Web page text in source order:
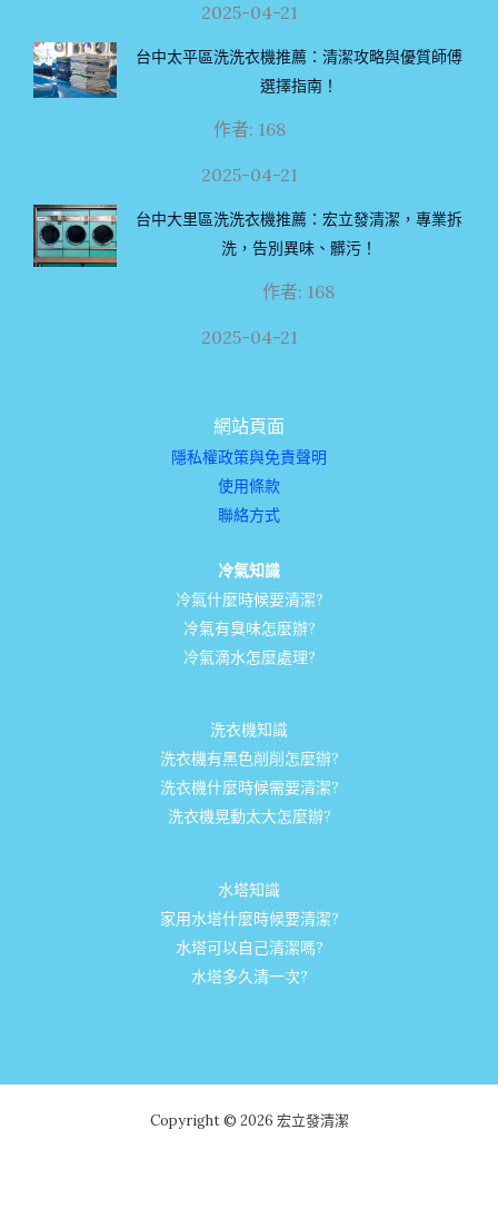
2025-04-21
台中太平區洗洗衣機推薦：清潔攻略與優質師傅
選擇指南！
作者: 168
2025-04-21
台中大里區洗洗衣機推薦：宏立發清潔，專業拆
洗，告別異味、髒污！
作者: 168
2025-04-21
網站頁面
隱私權政策與免責聲明
使用條款
聯絡方式
冷氣知識
冷氣什麼時候要清潔?
冷氣有臭味怎麼辦?
冷氣滴水怎麼處理?
洗衣機知識
洗衣機有黑色削削怎麼辦?
洗衣機什麼時候需要清潔?
洗衣機晃動太大怎麼辦?
水塔知識
家用水塔什麼時候要清潔?
水塔可以自己清潔嗎?
水塔多久清一次?
Copyright © 2026 宏立發清潔